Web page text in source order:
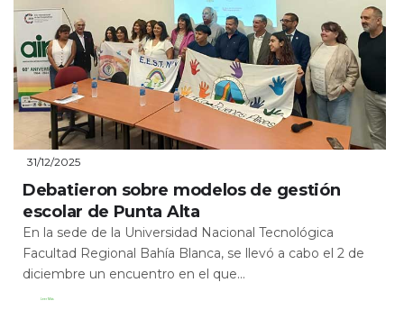
31/12/2025
Debatieron sobre modelos de gestión
escolar de Punta Alta
En la sede de la Universidad Nacional Tecnológica
Facultad Regional Bahía Blanca, se llevó a cabo el 2 de
diciembre un encuentro en el que...
Leer Más